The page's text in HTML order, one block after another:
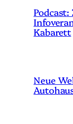
Kabarett
Neue